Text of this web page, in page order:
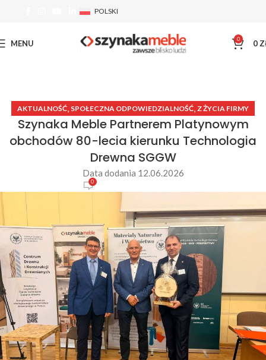
POLSKI
MENU 0 0
AKTUALNOŚĆ, SPOŁECZNA ODPOWIEDZIALNOŚĆ, Z ŻYCIA FIRMY
Szynaka Meble Partnerem Platynowym
obchodów 80-lecia kierunku Technologia
Drewna SGGW
Data dodania 12.06.2026
0